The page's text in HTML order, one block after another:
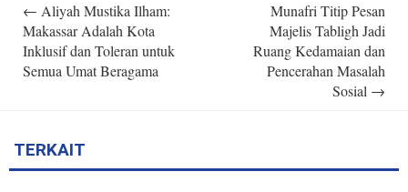
navigation
← Aliyah Mustika Ilham:
Makassar Adalah Kota
Inklusif dan Toleran untuk
Semua Umat Beragama
Munafri Titip Pesan
Majelis Tabligh Jadi
Ruang Kedamaian dan
Pencerahan Masalah
Sosial →
TERKAIT